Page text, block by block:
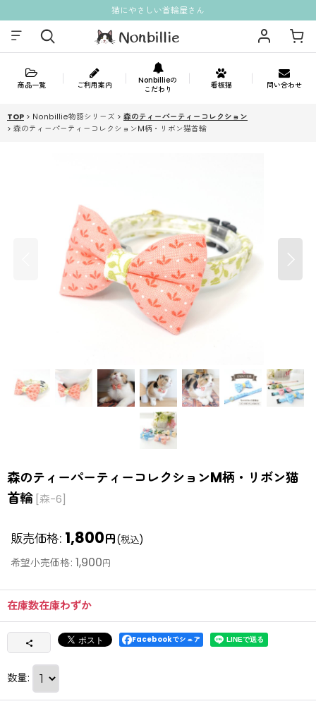
猫にやさしい首輪屋さん
商品一覧 ご利用案内
Nonbillieの
こだわり
看板猫 問い合わせ
TOP > Nonbillie物語シリーズ > 森のティーパーティーコレクション
> 森のティーパーティーコレクションM柄・リボン猫首輪
森のティーパーティーコレクションM柄・リボン猫
首輪 森-6
販売価格: 1,800円(税込)
希望小売価格: 1,900円
在庫数在庫わずか
Facebookでシェア
数量: